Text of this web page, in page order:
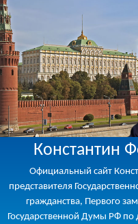
Константин
Официальный сайт
представителя
гражданства, Первого
Государственной Думы РФ по